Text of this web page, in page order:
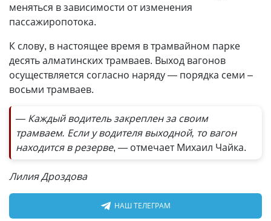
меняться в зависимости от изменения
пассажиропотока.
К слову, в настоящее время в трамвайном парке
десять алматинских трамваев. Выход вагонов
осуществляется согласно наряду — порядка семи –
восьми трамваев.
— Каждый водитель закреплен за своим
трамваем. Если у водителя выходной, то вагон
находится в резерве, — отмечает Михаил Чайка.
Лилия Дроздова
НАШ ТЕЛЕГРАМ